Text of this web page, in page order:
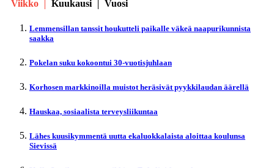
Viikko Kuukausi Vuosi
Lemmensillan tanssit houkutteli paikalle väkeä naapurikunnista
saakka
Pokelan suku kokoontui 30-vuotisjuhlaan
Korhosen markkinoilla muistot heräsivät pyykkilaudan äärellä
Hauskaa, sosiaalista terveysliikuntaa
Lähes kuusikymmentä uutta ekaluokkalaista aloittaa koulunsa
Sievissä